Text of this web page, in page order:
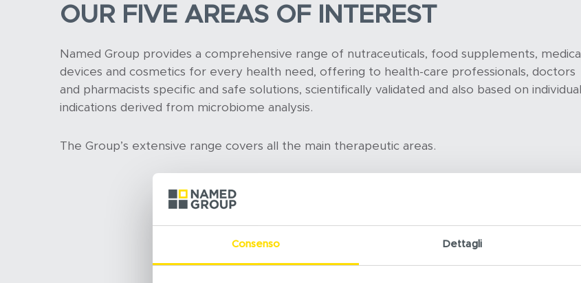
Consenso Dettagli
OUR FIVE AREAS OF INTEREST
Named Group provides a comprehensive range of nutraceuticals, food supplements, medical
devices and cosmetics for every health need, offering to health-care professionals, doctors
and pharmacists specific and safe solutions, scientifically validated and also based on individual
indications derived from microbiome analysis.
The Group’s extensive range covers all the main therapeutic areas.